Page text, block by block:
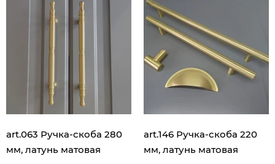
art.063 Ручка-скоба 280
мм, латунь матовая
art.146 Ручка-скоба 220
мм, латунь матовая